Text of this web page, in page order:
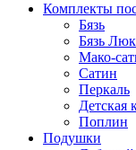
Комплекты
Бязь
Бязь
Мако-
Сатин
Перкаль
Детская
Поплин
Подушки